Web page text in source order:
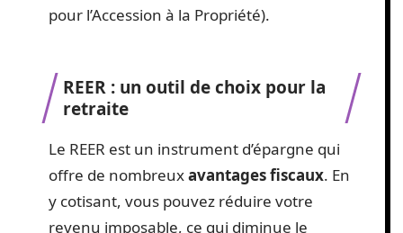
pour l’Accession à la Propriété).
REER : un outil de choix pour la
retraite
Le REER est un instrument d’épargne qui
offre de nombreuxavantages fiscaux. En
y cotisant, vous pouvez réduire votre
revenu imposable, ce qui diminue le